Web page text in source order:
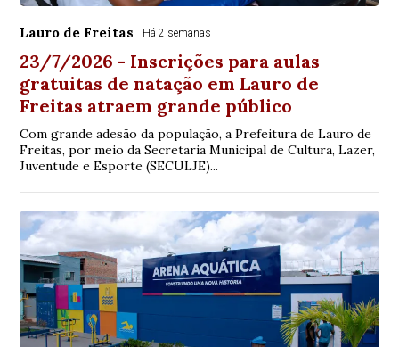
Lauro de Freitas Há 2 semanas
23/7/2026 - Inscrições para aulas
gratuitas de natação em Lauro de
Freitas atraem grande público
Com grande adesão da população, a Prefeitura de Lauro de
Freitas, por meio da Secretaria Municipal de Cultura, Lazer,
Juventude e Esporte (SECULJE)...